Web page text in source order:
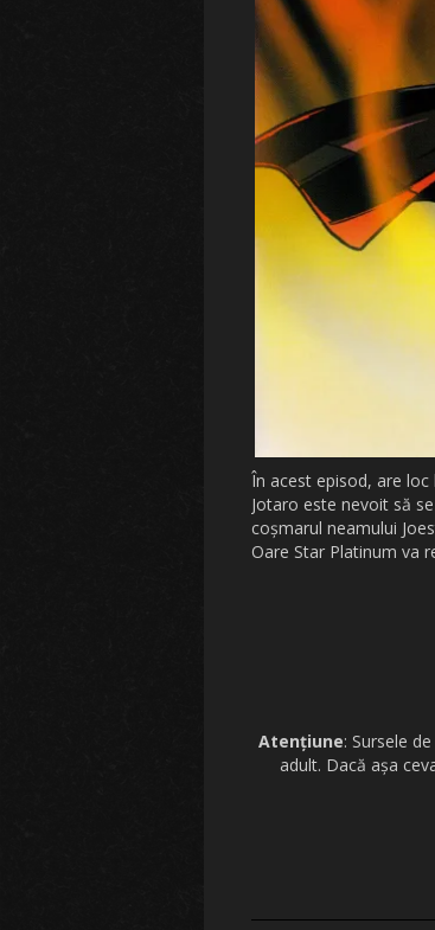
În acest episod, are
Jotaro este nevoit să
coșmarul neamului
Oare Star Platinum va
Atențiune: Sursele
adult. Dacă așa